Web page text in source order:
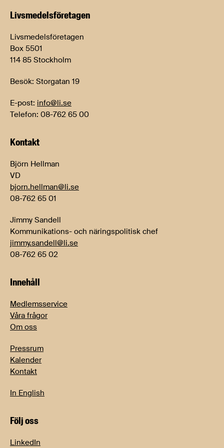
Livsmedels­företagen
Livsmedelsföretagen
Box 5501
114 85 Stockholm
Besök: Storgatan 19
E-post: info@li.se
Telefon: 08-762 65 00
Kontakt
Björn Hellman
VD
bjorn.hellman@li.se
08-762 65 01
Jimmy Sandell
Kommunikations- och näringspolitisk chef
jimmy.sandell@li.se
08-762 65 02
Innehåll
Medlemsservice
Våra frågor
Om oss
Pressrum
Kalender
Kontakt
In English
Följ oss
LinkedIn